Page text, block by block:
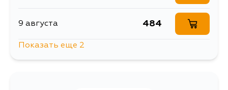
9 августа 484
Показать еще 2